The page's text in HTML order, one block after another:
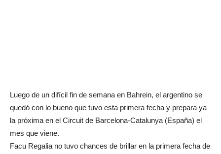
Luego de un difícil fin de semana en Bahrein, el argentino se
quedó con lo bueno que tuvo esta primera fecha y prepara ya
la próxima en el Circuit de Barcelona-Catalunya (España) el
mes que viene.
Facu Regalia no tuvo chances de brillar en la primera fecha de